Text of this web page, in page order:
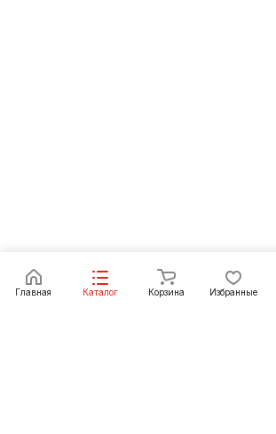
Главная Каталог Корзина Избранные